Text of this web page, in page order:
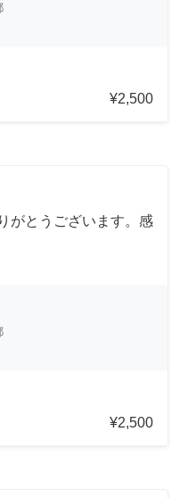
¥2,500
がとうございます。感
¥2,500